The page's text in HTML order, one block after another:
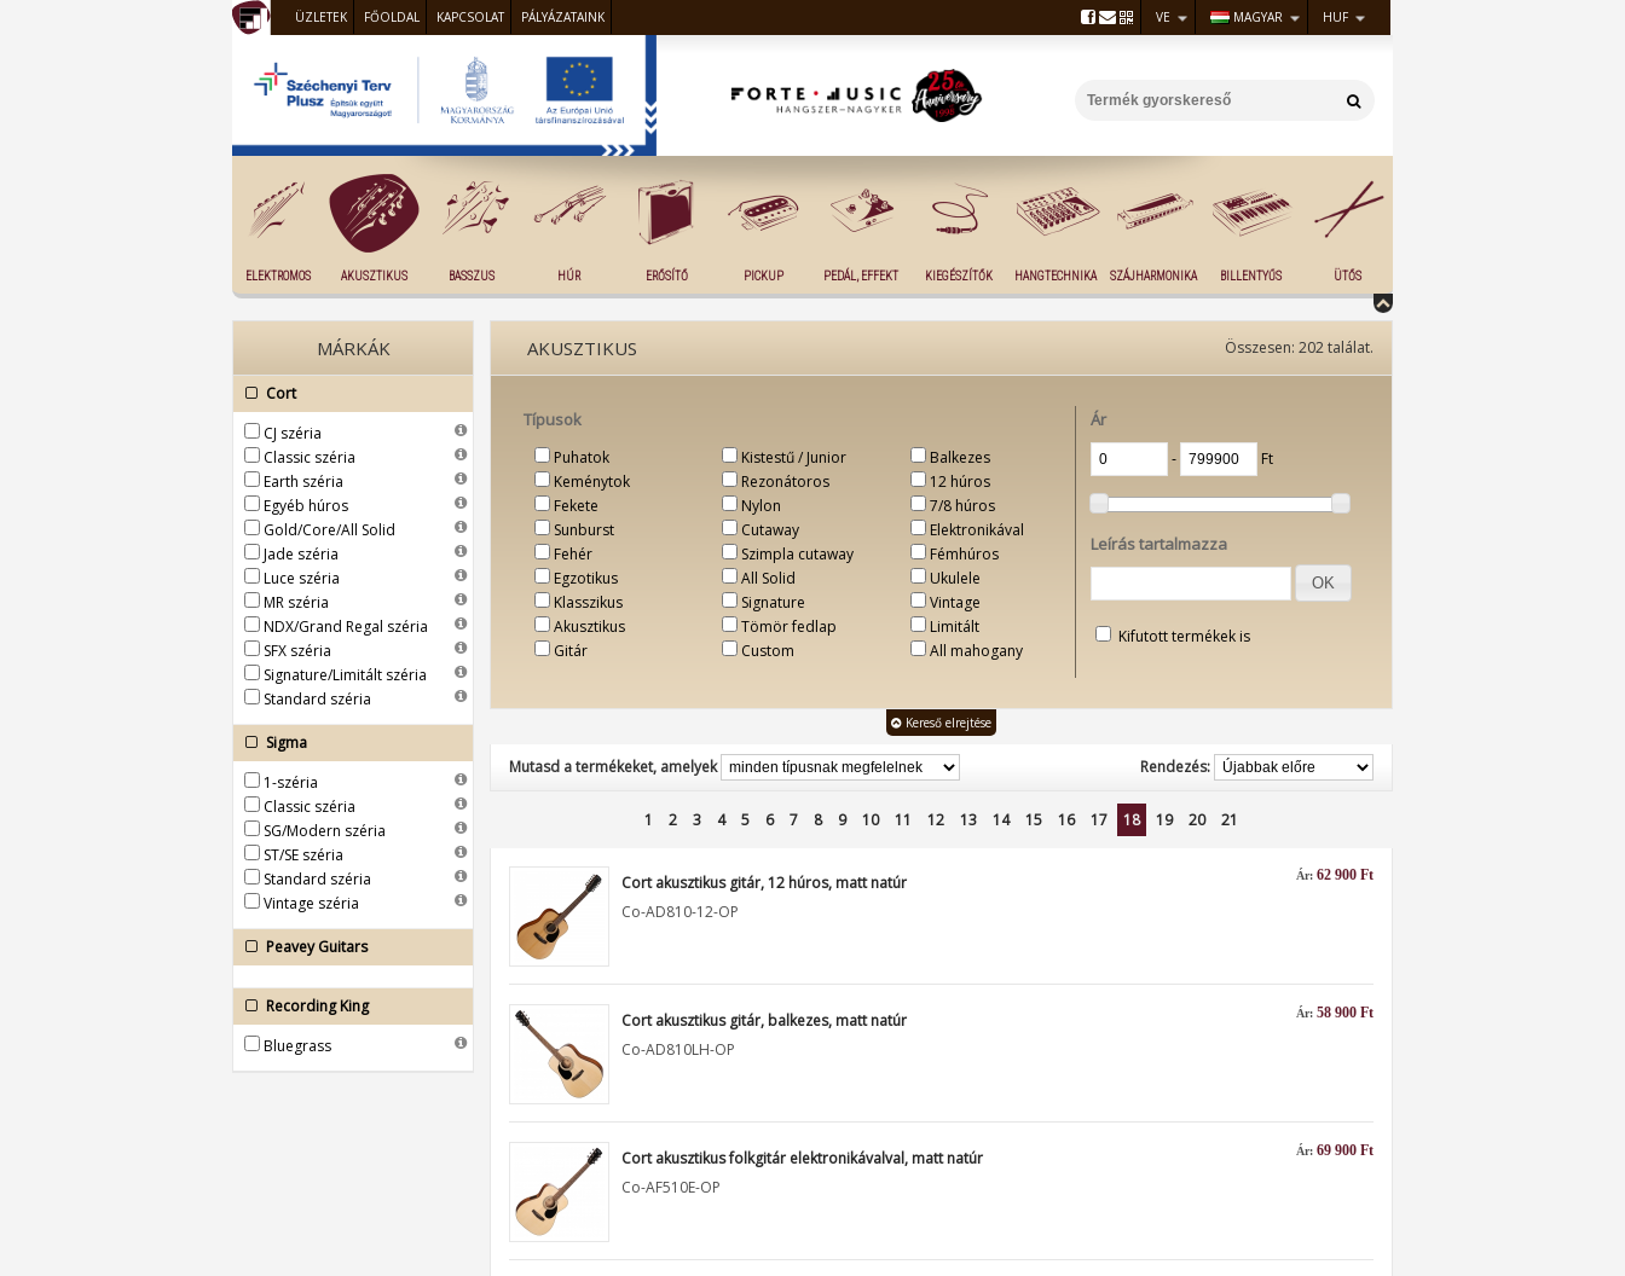
ÜZLETEK FŐOLDAL KAPCSOLAT PÁLYÁZATAINK VE MAGYAR HUF
ELEKTROMOS AKUSZTIKUS BASSZUS HÚR ERŐSÍTŐ PICKUP PEDÁL, EFFEKT KIEGÉSZÍTŐK HANGTECHNIKA SZÁJHARMONIKA BILLENTYŰS ÜTŐS
MÁRKÁK
Cort
CJ széria
Classic széria
Earth széria
Egyéb húros
Gold/Core/All Solid
Jade széria
Luce széria
MR széria
NDX/Grand Regal széria
SFX széria
Signature/Limitált széria
Standard széria
Sigma
1-széria
Classic széria
SG/Modern széria
ST/SE széria
Standard széria
Vintage széria
Peavey Guitars
Recording King
Bluegrass
Összesen: 202találat.
AKUSZTIKUS
Típusok
Puhatok
Keménytok
Fekete
Sunburst
Fehér
Egzotikus
Klasszikus
Akusztikus
Gitár
Kistestű / Junior
Rezonátoros
Nylon
Cutaway
Szimpla cutaway
All Solid
Signature
Tömör fedlap
Custom
Balkezes
12 húros
7/8 húros
Elektronikával
Fémhúros
Ukulele
Vintage
Limitált
All mahogany
Ár
‐ Ft
Leírás tartalmazza
OK
Kifutott termékek is
Kereső elrejtése
Mutasd a termékeket, amelyek Rendezés:
1 2 3 4 5 6 7 8 9 10 11 12 13 14 15 16 17 18 19 20 21
Ár: 62 900 Ft
Cort akusztikus gitár, 12 húros, matt natúr
Co-AD810-12-OP
Ár: 58 900 Ft
Cort akusztikus gitár, balkezes, matt natúr
Co-AD810LH-OP
Ár: 69 900 Ft
Cort akusztikus folkgitár elektronikávalval, matt natúr
Co-AF510E-OP